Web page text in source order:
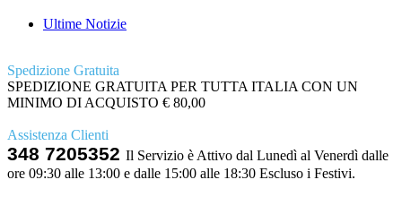
Ultime Notizie
Spedizione Gratuita
SPEDIZIONE GRATUITA PER TUTTA ITALIA CON UN
MINIMO DI ACQUISTO € 80,00
Assistenza Clienti
348 7205352 Il Servizio è Attivo dal Lunedì al Venerdì dalle
ore 09:30 alle 13:00 e dalle 15:00 alle 18:30 Escluso i Festivi.